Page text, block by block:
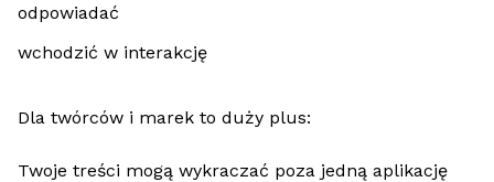
odpowiadać
wchodzić w interakcję
Dla twórców i marek to duży plus:
Twoje treści mogą wykraczać poza jedną aplikację